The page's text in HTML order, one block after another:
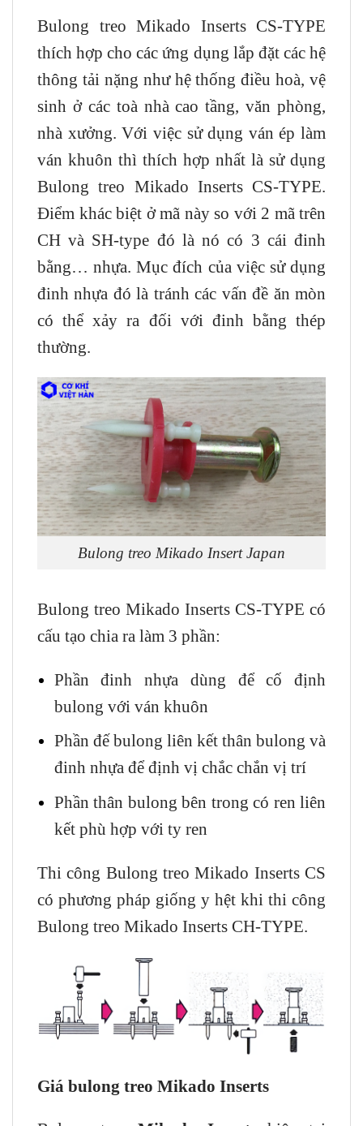
Bulong treo Mikado Inserts CS-TYPE
thích hợp cho các ứng dụng lắp đặt các hệ
thông tải nặng như hệ thống điều hoà, vệ
sinh ở các toà nhà cao tầng, văn phòng,
nhà xưởng. Với việc sử dụng ván ép làm
ván khuôn thì thích hợp nhất là sử dụng
Bulong treo Mikado Inserts CS-TYPE.
Điểm khác biệt ở mã này so với 2 mã trên
CH và SH-type đó là nó có 3 cái đinh
bằng… nhựa. Mục đích của việc sử dụng
đinh nhựa đó là tránh các vấn đề ăn mòn
có thể xảy ra đối với đinh bằng thép
thường.
Bulong treo Mikado Insert Japan
Bulong treo Mikado Inserts CS-TYPE có
cấu tạo chia ra làm 3 phần:
Phần đinh nhựa dùng để cố định
bulong với ván khuôn
Phần đế bulong liên kết thân bulong và
đinh nhựa để định vị chắc chắn vị trí
Phần thân bulong bên trong có ren liên
kết phù hợp với ty ren
Thi công Bulong treo Mikado Inserts CS
có phương pháp giống y hệt khi thi công
Bulong treo Mikado Inserts CH-TYPE.
Giá bulong treo Mikado Inserts